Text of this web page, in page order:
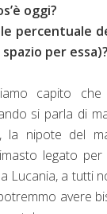
oggi?
percentuale
per essa)?
capito
si parla di
la nipote del
legato
Lucania, a tutti
avere